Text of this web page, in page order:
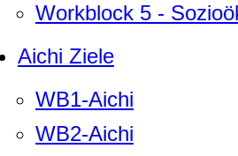
Workblock 5 -
Aichi Ziele
WB1-Aichi
WB2-Aichi